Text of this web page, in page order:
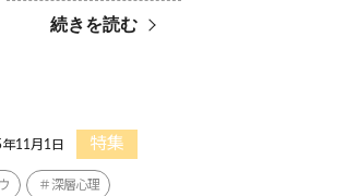
続きを読む
11月1日 特集
深層心理